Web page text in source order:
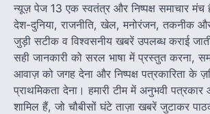
3
हमारे राज्य
8 साल का इंतजार खत्म:
मिला उत्कृष्ट खिलाड़ी का
का रास्ता साफ
Jagjit Singh Grewal
रायपुर। छत्तीसगढ़ के
इंतजार आखिरकार खत्म हो गया।
न्यूज़ पेज 13 एक स्वतंत्र और निष्पक्ष समाचार मंच
देश-दुनिया, राजनीति, खेल, मनोरंजन, तकनीक और
जुड़ी सटीक व विश्वसनीय खबरें उपलब्ध कराई
सही जानकारी को सरल भाषा में प्रस्तुत करना,
आवाज़ को जगह देना और निष्पक्ष पत्रकारिता के
प्राथमिकता देना। हमारी टीम में अनुभवी पत्रकार
शामिल हैं, जो चौबीसों घंटे ताज़ा खबरें जुटाकर